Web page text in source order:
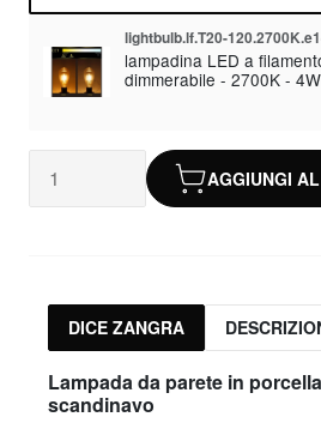
lightbulb.lf.T20-
lampadina LED a
dimmerabile - 2700K - 4W
AGGIUNGI
DICE ZANGRA
Lampada da parete in
scandinavo